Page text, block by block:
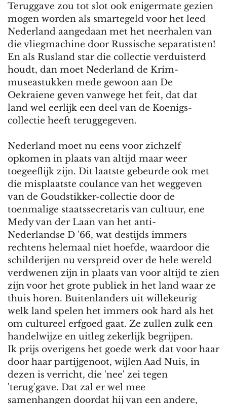
Teruggave zou tot slot ook enigermate gezien
mogen worden als smartegeld voor het leed
Nederland aangedaan met het neerhalen van
die vliegmachine door Russische separatisten!
En als Rusland star die collectie verduisterd
houdt, dan moet Nederland de Krim-
museastukken mede gewoon aan De
Oekraiene geven vanwege het feit, dat dat
land wel eerlijk een deel van de Koenigs-
collectie heeft teruggegeven.
Nederland moet nu eens voor zichzelf
opkomen in plaats van altijd maar weer
toegeeflijk zijn. Dit laatste gebeurde ook met
die misplaatste coulance van het weggeven
van de Goudstikker-collectie door de
toenmalige staatssecretaris van cultuur, ene
Medy van der Laan van het anti-
Nederlandse D '66, wat destijds immers
rechtens helemaal niet hoefde, waardoor die
schilderijen nu verspreid over de hele wereld
verdwenen zijn in plaats van voor altijd te zien
zijn voor het grote publiek in het land waar ze
thuis horen. Buitenlanders uit willekeurig
welk land spelen het immers ook hard als het
om cultureel erfgoed gaat. Ze zullen zulk een
handelwijze en uitleg zekerlijk begrijpen.
Ik prijs overigens het goede werk dat voor haar
door haar partijgenoot, wijlen Aad Nuis, in
dezen is verricht, die 'nee' zei tegen
'terug'gave. Dat zal er wel mee
samenhangen doordat hij van een andere,